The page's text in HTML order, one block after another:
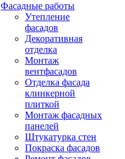
Фасадные работы
Утепление
фасадов
Декоративная
отделка
Монтаж
вентфасадов
Отделка фасада
клинкерной
плиткой
Монтаж фасадных
панелей
Штукатурка стен
Покраска фасадов